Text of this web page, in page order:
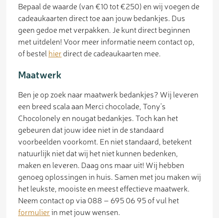
Bepaal de waarde (van €10 tot €250) en wij voegen de
cadeaukaarten direct toe aan jouw bedankjes. Dus
geen gedoe met verpakken. Je kunt direct beginnen
met uitdelen! Voor meer informatie neem contact op,
of bestel hierdirect de cadeaukaarten mee.
Maatwerk
Ben je op zoek naar maatwerk bedankjes? Wij leveren
een breed scala aan Merci chocolade, Tony’s
Chocolonely en nougat bedankjes. Toch kan het
gebeuren dat jouw idee niet in de standaard
voorbeelden voorkomt. En niet standaard, betekent
natuurlijk niet dat wij het niet kunnen bedenken,
maken en leveren. Daag ons maar uit! Wij hebben
genoeg oplossingen in huis. Samen met jou maken wij
het leukste, mooiste en meest effectieve maatwerk.
Neem contact op via 088 – 695 06 95 of vul het
formulierin met jouw wensen.